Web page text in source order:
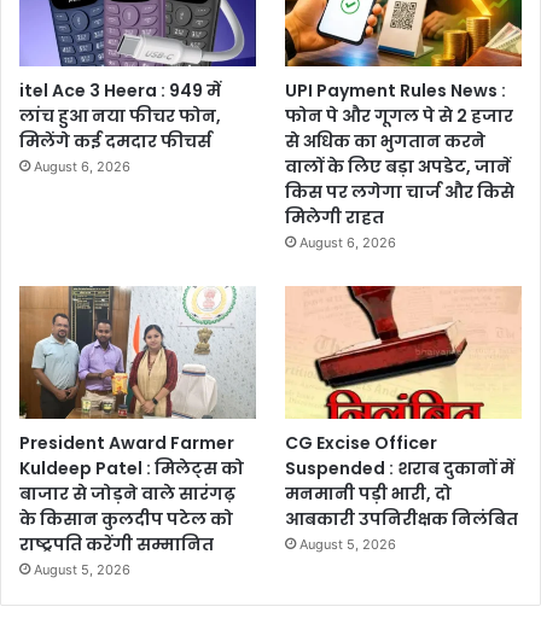
itel Ace 3 Heera : 949 में
लांच हुआ नया फीचर फोन,
मिलेंगे कई दमदार फीचर्स
August 6, 2026
UPI Payment Rules News :
फोन पे और गूगल पे से 2 हजार
से अधिक का भुगतान करने
वालों के लिए बड़ा अपडेट, जानें
किस पर लगेगा चार्ज और किसे
मिलेगी राहत
August 6, 2026
President Award Farmer
Kuldeep Patel : मिलेट्स को
बाजार से जोड़ने वाले सारंगढ़
के किसान कुलदीप पटेल को
राष्ट्रपति करेंगी सम्मानित
August 5, 2026
CG Excise Officer
Suspended : शराब दुकानों में
मनमानी पड़ी भारी, दो
आबकारी उपनिरीक्षक निलंबित
August 5, 2026